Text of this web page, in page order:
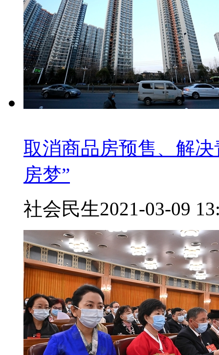
取消商品房预售、解
房梦”
社会民生2021-03-09